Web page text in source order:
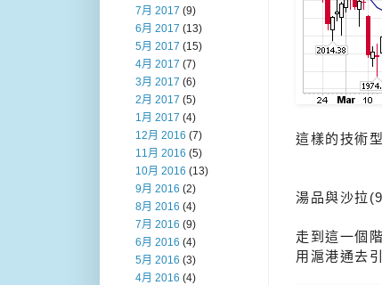
這樣的技術
湯品與沙拉
走到這一個
用滬港通去
7月 2017 (9)
6月 2017 (13)
5月 2017 (15)
4月 2017 (7)
3月 2017 (6)
2月 2017 (5)
1月 2017 (4)
12月 2016 (7)
11月 2016 (5)
10月 2016 (13)
9月 2016 (2)
8月 2016 (4)
7月 2016 (9)
6月 2016 (4)
5月 2016 (3)
4月 2016 (4)